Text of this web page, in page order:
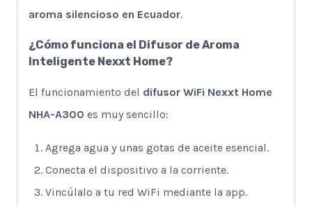
aroma silencioso en Ecuador.
¿Cómo funciona el Difusor de Aroma
Inteligente Nexxt Home?
El funcionamiento del difusor WiFi Nexxt Home
NHA-A300 es muy sencillo:
Agrega agua y unas gotas de aceite esencial.
Conecta el dispositivo a la corriente.
Vincúlalo a tu red WiFi mediante la app.